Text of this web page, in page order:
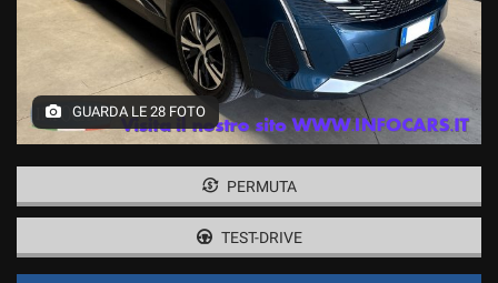
I NOSTRI SERVIZI
COMPRIAMO IL TUO USATO
ESTEMOTOR ,UFFICIALE
CONTATTACI
GUARDA LE 28 FOTO
PERMUTA
TEST-DRIVE
tracciamento
offrire
le
funzionalità
e
le
di
seguito